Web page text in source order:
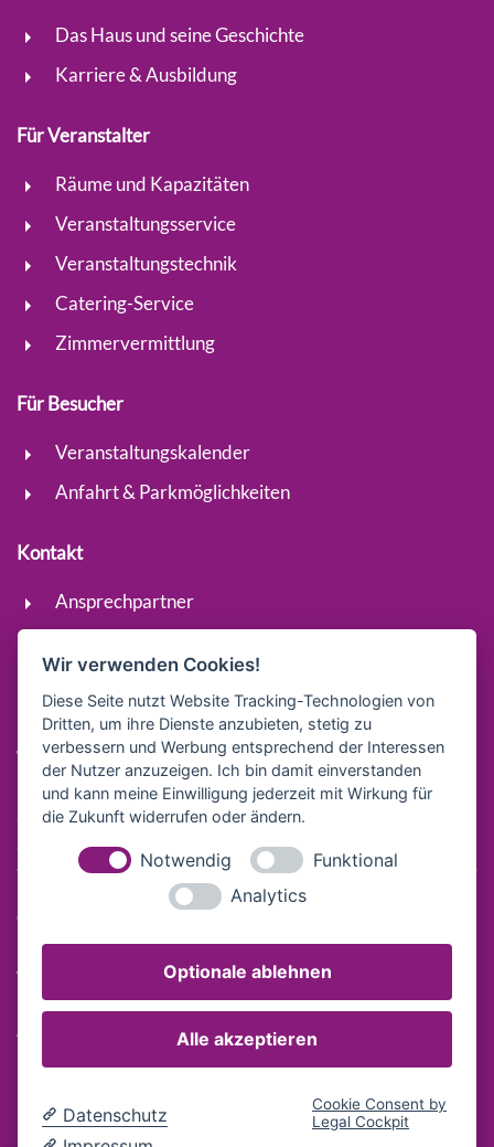
Das Haus und seine Geschichte
Karriere & Ausbildung
Für Veranstalter
Räume und Kapazitäten
Veranstaltungsservice
Veranstaltungstechnik
Catering-Service
Zimmervermittlung
Für Besucher
Veranstaltungskalender
Anfahrt & Parkmöglichkeiten
Kontakt
Ansprechpartner
Newsletter
Wir sind für sie da
Mo - Do: 08:30-16:00 Uhr • Fr: 08:30-12:00 Uhr •
Zusätzlicher Bürodienst bei Veranstaltungen. •
Service Hotline
09561 89-830
© COBURG MARKETING Kongresshaus Rosengarten •
Berliner Platz 1 • 96450 Coburg
webdesign bauer+bauer
AGB
Datenschutz
Barrierefreiheitserklärung
Wir verwenden Cookies!
Diese Seite nutzt Website Tracking-Technologien von
Dritten, um ihre Dienste anzubieten, stetig zu
verbessern und Werbung entsprechend der Interessen
der Nutzer anzuzeigen. Ich bin damit einverstanden
und kann meine Einwilligung jederzeit mit Wirkung für
die Zukunft widerrufen oder ändern.
Notwendig
Funktional
Analytics
Optionale ablehnen
Alle akzeptieren
Datenschutz
Cookie Consent by
Legal Cockpit